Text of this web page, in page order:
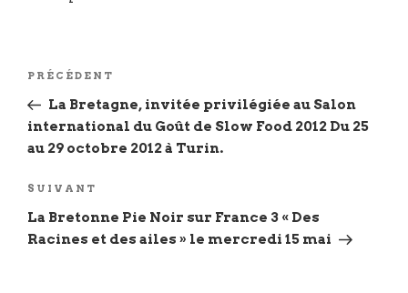
Navigation
l’article
Article
précédent
PRÉCÉDENT
La Bretagne, invitée privilégiée au Salon
international du Goût de Slow Food 2012 Du 25
au 29 octobre 2012 à Turin.
Article
suivant
SUIVANT
La Bretonne Pie Noir sur France 3 « Des
Racines et des ailes » le mercredi 15 mai